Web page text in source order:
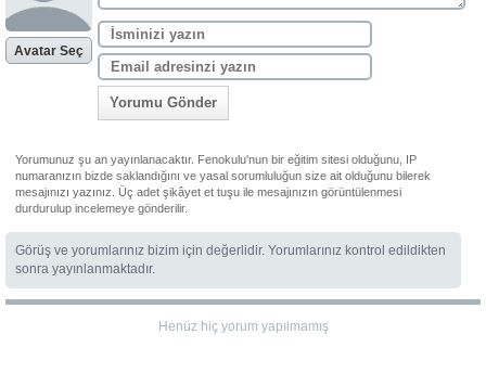
Avatar Seç
Yorumu Gönder
Yorumunuz şu an yayınlanacaktır. Fenokulu'nun bir eğitim sitesi olduğunu, IP
numaranızın bizde saklandığını ve yasal sorumluluğun size ait olduğunu bilerek
mesajınızı yazınız. Üç adet şikâyet et tuşu ile mesajınızın görüntülenmesi
durdurulup incelemeye gönderilir.
Görüş ve yorumlarınız bizim için değerlidir. Yorumlarınız kontrol edildikten
sonra yayınlanmaktadır.
Henüz hiç yorum yapılmamış